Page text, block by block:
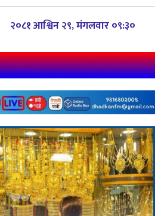
२०८१ आश्विन २९, मंगलवार ०९:३०